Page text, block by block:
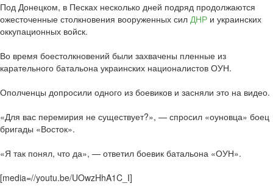
Под Донецком, в Песках несколько дней подряд продолжаются
ожесточенные столкновения вооруженных сил ДНР и украинских
оккупационных войск.
Во время боестолкновений были захвачены пленные из
карательного батальона украинских националистов ОУН.
Ополченцы допросили одного из боевиков и засняли это на видео.
«Для вас перемирия не существует?», — спросил «оуновца» боец
бригады «Восток».
«Я так понял, что да», — ответил боевик батальона «ОУН».
[media=//youtu.be/UOwzHhA1C_I]